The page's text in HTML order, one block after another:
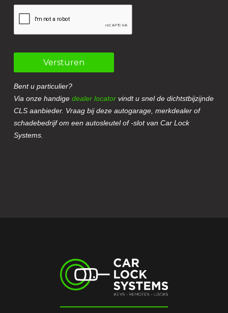
Versturen
Bent u particulier?
Via onze handigedealer locator vindt u snel de dichtstbijzijnde
CLS aanbieder. Vraag bij deze autogarage, merkdealer of
schadebedrijf om een autosleutel of -slot van Car Lock
Systems.